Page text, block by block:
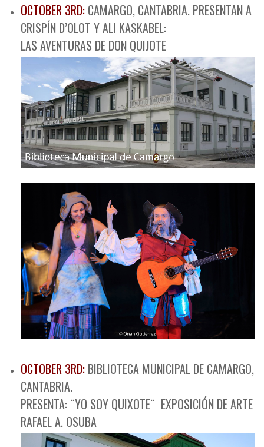
OCTOBER 3RD: CAMARGO, CANTABRIA. PRESENTAN A
CRISPÍN D’OLOT Y ALI KASKABEL:
LAS AVENTURAS DE DON QUIJOTE
OCTOBER 3RD: BIBLIOTECA MUNICIPAL DE CAMARGO,
CANTABRIA.
PRESENTA: ¨YO SOY QUIXOTE¨ EXPOSICIÓN DE ARTE
RAFAEL A. OSUBA